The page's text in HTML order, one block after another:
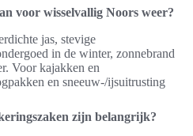
voor wisselvallig Noors weer?
jas, stevige
in de winter, zonnebrand
Voor kajakken en
en sneeuw-/ijsuitrusting
zijn belangrijk?